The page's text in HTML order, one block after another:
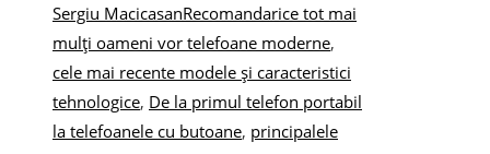
Sergiu MacicasanRecomandarice tot mai
mulți oameni vor telefoane moderne,
cele mai recente modele și caracteristici
tehnologice, De la primul telefon portabil
la telefoanele cu butoane, principalele